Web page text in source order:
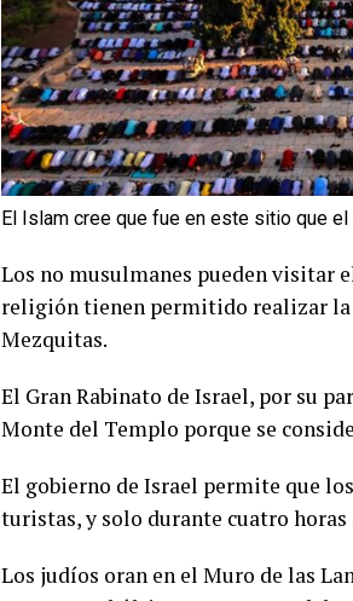
El Islam cree que fue en este sitio que
Los no musulmanes pueden visitar
religión tienen permitido realizar la
Mezquitas.
El Gran Rabinato de Israel, por su
Monte del Templo porque se
El gobierno de Israel permite que
turistas, y solo durante cuatro horas
Los judíos oran en el Muro de las